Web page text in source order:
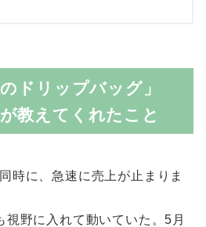
ドリップバッグ」
教えてくれたこと
時に、急速に売上が止まりま
野に入れて動いていた。5月